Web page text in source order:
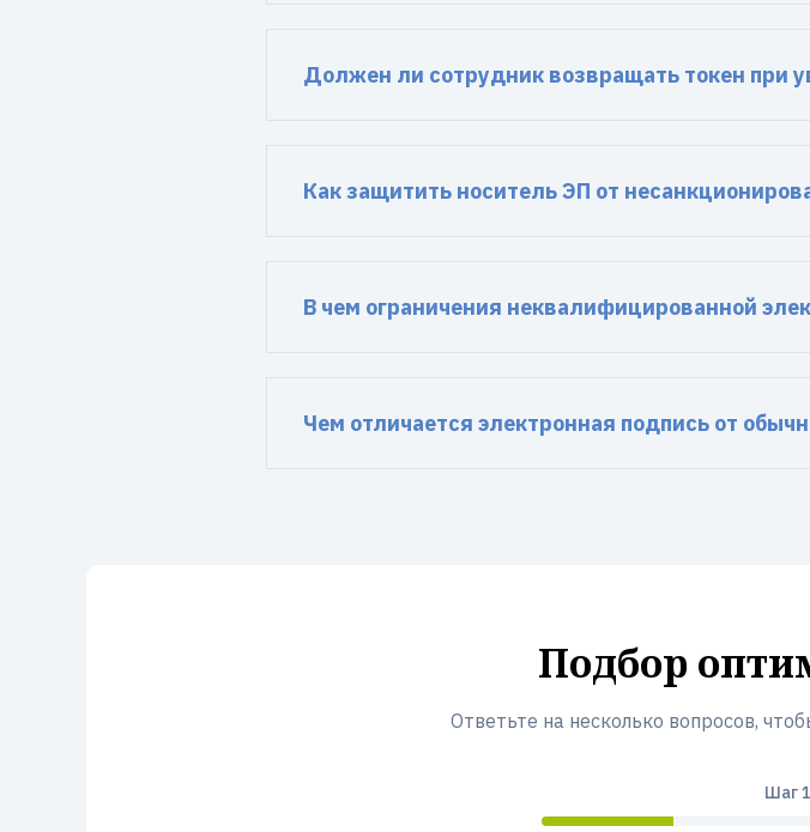
Должен ли сотрудник возвращать токен при
Как защитить носитель ЭП от
В чем ограничения неквалифицированной
Чем отличается электронная подпись от
Подбор
Ответьте на несколько вопросов,
Шаг1